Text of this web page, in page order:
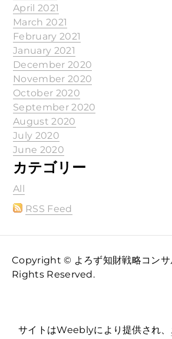
April 2021
March 2021
February 2021
January 2021
December 2020
November 2020
October 2020
September 2020
August 2020
July 2020
June 2020
カテゴリー
All
RSS Feed
Copyright © よろず知財戦略コンサ
Rights Reserved.
サイトはWeeblyにより提供され、